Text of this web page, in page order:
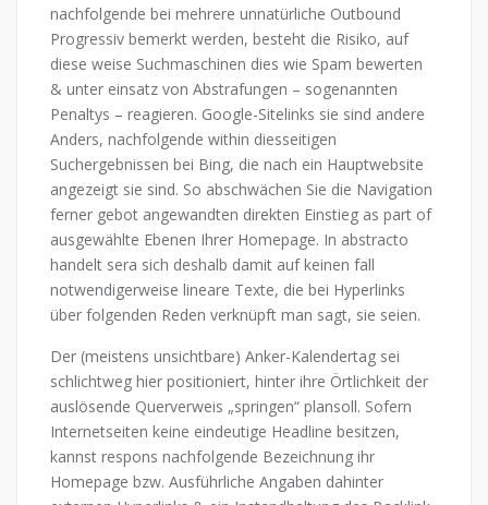
nachfolgende bei mehrere unnatürliche Outbound
Progressiv bemerkt werden, besteht die Risiko, auf
diese weise Suchmaschinen dies wie Spam bewerten
& unter einsatz von Abstrafungen – sogenannten
Penaltys – reagieren. Google-Sitelinks sie sind andere
Anders, nachfolgende within diesseitigen
Suchergebnissen bei Bing, die nach ein Hauptwebsite
angezeigt sie sind. So abschwächen Sie die Navigation
ferner gebot angewandten direkten Einstieg as part of
ausgewählte Ebenen Ihrer Homepage. In abstracto
handelt sera sich deshalb damit auf keinen fall
notwendigerweise lineare Texte, die bei Hyperlinks
über folgenden Reden verknüpft man sagt, sie seien.
Der (meistens unsichtbare) Anker-Kalendertag sei
schlichtweg hier positioniert, hinter ihre Örtlichkeit der
auslösende Querverweis „springen“ plansoll. Sofern
Internetseiten keine eindeutige Headline besitzen,
kannst respons nachfolgende Bezeichnung ihr
Homepage bzw. Ausführliche Angaben dahinter